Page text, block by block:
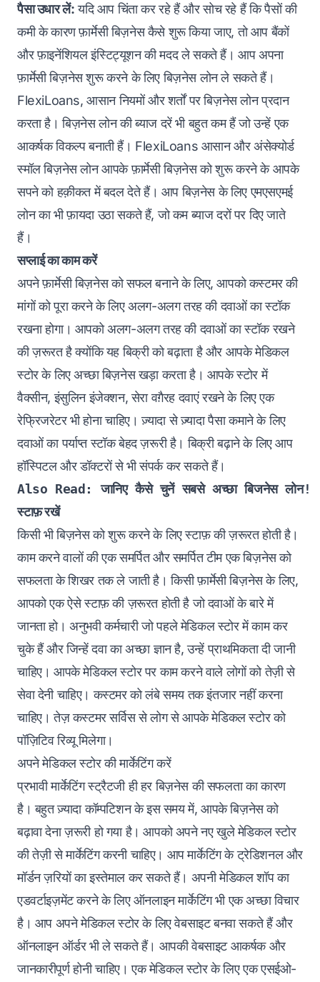
पैसा उधार लें:यदि आप चिंता कर रहे हैं और सोच रहे हैं कि पैसों की
कमी के कारण फ़ार्मेसी बिज़नेस कैसे शुरू किया जाए, तो आप बैंकों
और फ़ाइनेंशियल इंस्टिट्यूशन की मदद ले सकते हैं। आप अपना
फ़ार्मेसी बिज़नेस शुरू करने के लिए बिज़नेस लोन ले सकते हैं।
FlexiLoans, आसान नियमों और शर्तों पर बिज़नेस लोन प्रदान
करता है। बिज़नेस लोन की ब्याज दरें भी बहुत कम हैं जो उन्हें एक
आकर्षक विकल्प बनाती हैं। FlexiLoans आसान और अंसेक्योर्ड
स्मॉल बिज़नेस लोन आपके फ़ार्मेसी बिज़नेस को शुरू करने के आपके
सपने को हक़ीकत में बदल देते हैं। आप बिज़नेस के लिए एमएसएमई
लोन का भी फ़ायदा उठा सकते हैं, जो कम ब्याज दरों पर दिए जाते
हैं।
सप्लाई का काम करें
अपने फ़ार्मेसी बिज़नेस को सफल बनाने के लिए, आपको कस्टमर की
मांगों को पूरा करने के लिए अलग-अलग तरह की दवाओं का स्टॉक
रखना होगा। आपको अलग-अलग तरह की दवाओं का स्टॉक रखने
की ज़रूरत है क्योंकि यह बिक्री को बढ़ाता है और आपके मेडिकल
स्टोर के लिए अच्छा बिज़नेस खड़ा करता है। आपके स्टोर में
वैक्सीन, इंसुलिन इंजेक्शन, सेरा वग़ैरह दवाएं रखने के लिए एक
रेफ्रिजरेटर भी होना चाहिए। ज़्यादा से ज़्यादा पैसा कमाने के लिए
दवाओं का पर्याप्त स्टॉक बेहद ज़रूरी है। बिक्री बढ़ाने के लिए आप
हॉस्पिटल और डॉक्टरों से भी संपर्क कर सकते हैं।
Also Read: जानिए कैसे चुनें सबसे अच्छा बिजनेस लोन!
स्टाफ़ रखें
किसी भी बिज़नेस को शुरू करने के लिए स्टाफ़ की ज़रूरत होती है।
काम करने वालों की एक समर्पित और समर्पित टीम एक बिज़नेस को
सफलता के शिखर तक ले जाती है। किसी फ़ार्मेसी बिज़नेस के लिए,
आपको एक ऐसे स्टाफ़ की ज़रूरत होती है जो दवाओं के बारे में
जानता हो। अनुभवी कर्मचारी जो पहले मेडिकल स्टोर में काम कर
चुके हैं और जिन्हें दवा का अच्छा ज्ञान है, उन्हें प्राथमिकता दी जानी
चाहिए। आपके मेडिकल स्टोर पर काम करने वाले लोगों को तेज़ी से
सेवा देनी चाहिए। कस्टमर को लंबे समय तक इंतजार नहीं करना
चाहिए। तेज़ कस्टमर सर्विस से लोग से आपके मेडिकल स्टोर को
पॉज़िटिव रिव्यू मिलेगा।
अपने मेडिकल स्टोर की मार्केटिंग करें
प्रभावी मार्केटिंग स्ट्रैटजी ही हर बिज़नेस की सफलता का कारण
है। बहुत ज़्यादा कॉम्पटिशन के इस समय में, आपके बिज़नेस को
बढ़ावा देना ज़रूरी हो गया है। आपको अपने नए खुले मेडिकल स्टोर
की तेज़ी से मार्केटिंग करनी चाहिए। आप मार्केटिंग के ट्रेडिशनल और
मॉर्डन ज़रियों का इस्तेमाल कर सकते हैं। अपनी मेडिकल शॉप का
एडवर्टाइज़मेंट करने के लिए ऑनलाइन मार्केटिंग भी एक अच्छा विचार
है। आप अपने मेडिकल स्टोर के लिए वेबसाइट बनवा सकते हैं और
ऑनलाइन ऑर्डर भी ले सकते हैं। आपकी वेबसाइट आकर्षक और
जानकारीपूर्ण होनी चाहिए। एक मेडिकल स्टोर के लिए एक एसईओ-